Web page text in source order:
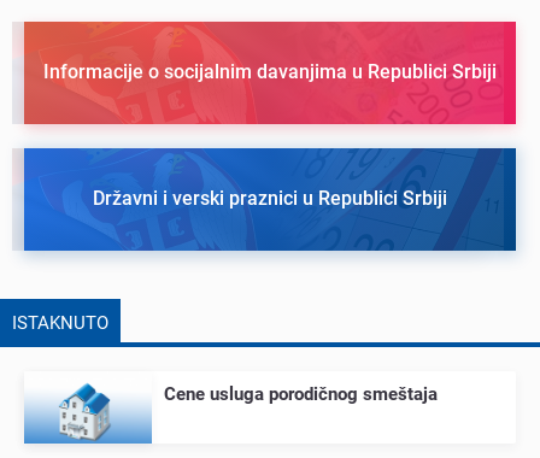
Informacije o socijalnim davanjima u Republici Srbiji
Državni i verski praznici u Republici Srbiji
ISTAKNUTO
Cеnе usluga porodičnog smеštaja